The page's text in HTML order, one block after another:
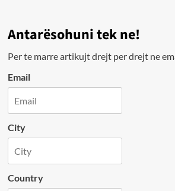
Antarësohuni tek ne!
Per te marre artikujt drejt per drejt ne
Email
City
Country